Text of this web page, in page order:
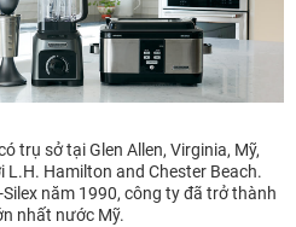
trụ sở tại Glen Allen, Virginia, Mỹ,
Hamilton and Chester Beach.
năm 1990, công ty đã trở thành
nhất nước Mỹ.